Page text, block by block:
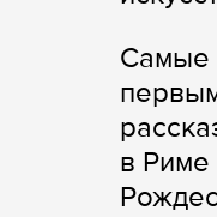
Самые
в Риме